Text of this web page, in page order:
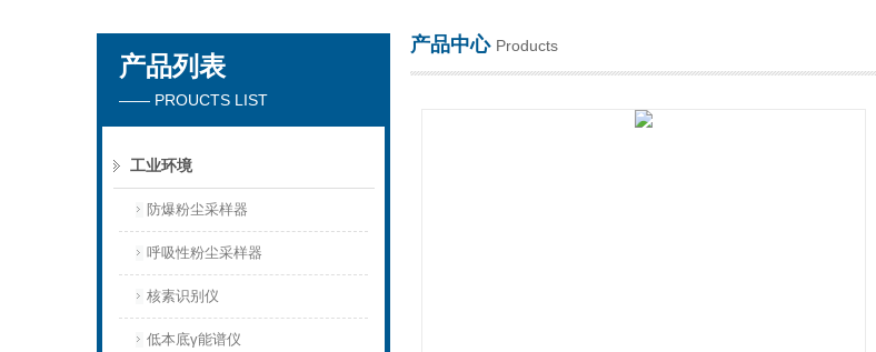
产品列表
—— PROUCTS LIST
工业环境
防爆粉尘采样器
呼吸性粉尘采样器
核素识别仪
低本底γ能谱仪
产品中心 Products